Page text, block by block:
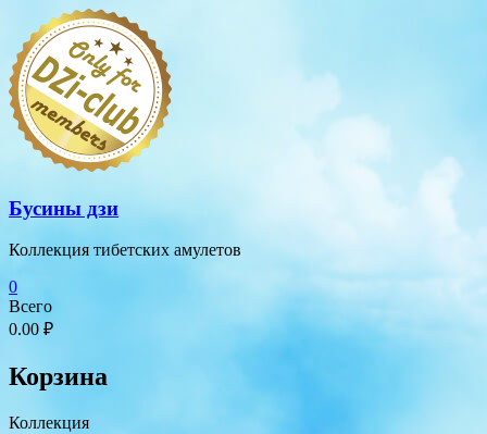
Перейти
содержимому
Бусины дзи
Коллекция тибетских амулетов
0
Всего
0.00 ₽
Корзина
Коллекция